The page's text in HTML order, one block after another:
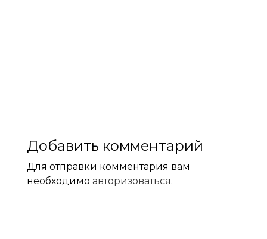
Добавить комментарий
Для отправки комментария вам
необходимо авторизоваться.